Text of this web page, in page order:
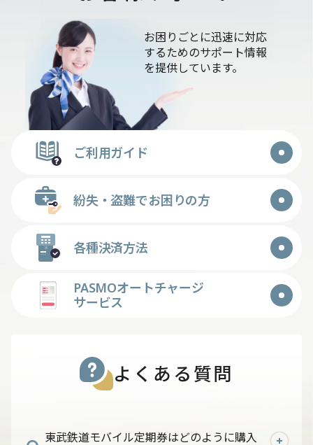
お困りごとに迅速に対応
するためのサポート情報
を提供しています。
ご利用ガイド
紛失・盗難でお困りの方
各種決済方法
PASMOオートチャージ
サービス
よくある質問
東武鉄道モバイル定期券はどのように購入